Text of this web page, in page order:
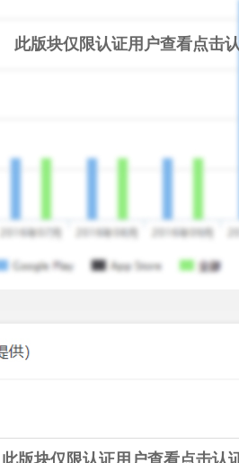
– you’ll go far. Start downloading
Watch
此版块仅限认证用户查看点击